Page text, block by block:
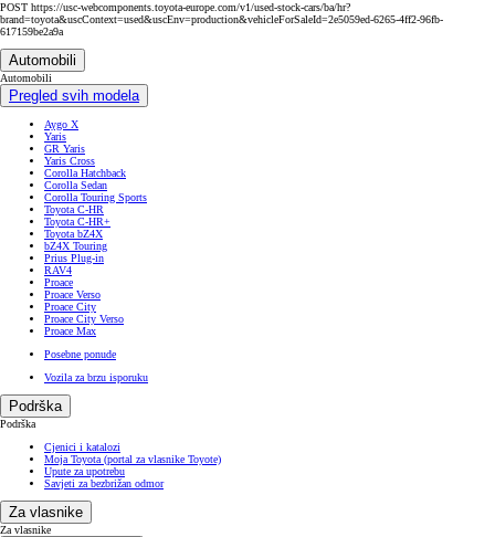
POST https://usc-webcomponents.toyota-europe.com/v1/used-stock-cars/ba/hr?
brand=toyota&uscContext=used&uscEnv=production&vehicleForSaleId=2e5059ed-6265-4ff2-96fb-
617159be2a9a
Automobili
Automobili
Pregled svih modela
Aygo X
Yaris
GR Yaris
Yaris Cross
Corolla Hatchback
Corolla Sedan
Corolla Touring Sports
Toyota C-HR
Toyota C-HR+
Toyota bZ4X
bZ4X Touring
Prius Plug-in
RAV4
Proace
Proace Verso
Proace City
Proace City Verso
Proace Max
Posebne ponude
Vozila za brzu isporuku
Podrška
Podrška
Cjenici i katalozi
Moja Toyota (portal za vlasnike Toyote)
Upute za upotrebu
Savjeti za bezbrižan odmor
Za vlasnike
Za vlasnike